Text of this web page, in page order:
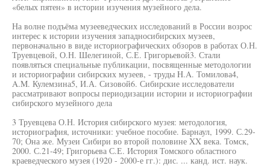
«белых пятен» в истории изучения музейного дела.
На волне подъёма музееведческих исследований в России возрос
интерес к истории изучения западносибирских музеев,
первоначально в виде историографических обзоров в работах О.Н.
Труевцевой, О.Н. Шелегиной, С.Е. Григорьевой3. Стали
появляться специальные публикации, посвященные методологии
и историографии сибирских музеев, - труды H.A. Томилова4,
A.M. Кулемзина5, И.А. Сизовой6. Сибирские исследователи
рассматривают вопросы периодизации истории и историографии
сибирского музейного дела
3 Труевцева О.Н. История сибирского музея: методология,
историография, источники: учебное пособие. Барнаул, 1999. С.29-
70; Она же. Музеи Сибири во второй половине XX века. Томск,
2000. С.21-49; Григорьева С.Е. История Томского областного
краеведческого музея (1920 - 2000-е гг.): дис. ... канд. ист. наук.